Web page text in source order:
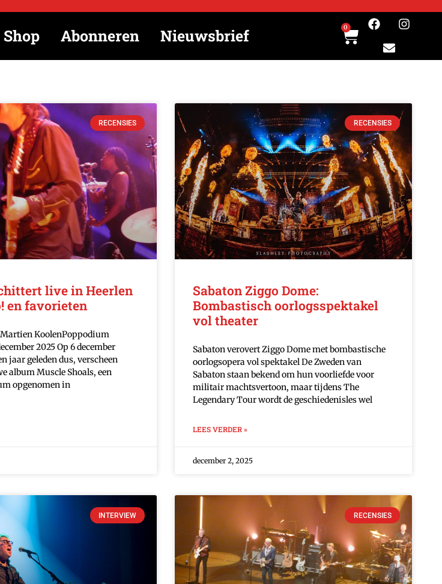
Shop Abonneren Nieuwsbrief 0
RECENSIES
live in Heerlen
en favorieten
Martien KoolenPoppodium
2025 Op 6 december
jaar geleden dus, verscheen
album Muscle Shoals, een
opgenomen in
RECENSIES
Sabaton Ziggo Dome:
Bombastisch oorlogsspektakel
vol theater
Sabaton verovert Ziggo Dome met bombastische
oorlogsopera vol spektakel De Zweden van
Sabaton staan bekend om hun voorliefde voor
militair machtsvertoon, maar tijdens The
Legendary Tour wordt de geschiedenisles wel
LEES VERDER »
december 2, 2025
INTERVIEW RECENSIES